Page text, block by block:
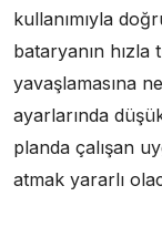
kullanımıyla
bataryanın
yavaşlamasına
ayarlarında
planda çalışan
atmak yararlı